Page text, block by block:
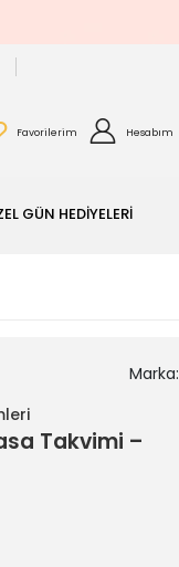
Favorilerim Hesabım
GÜN HEDİYELERİ
Marka:
Takvimi –